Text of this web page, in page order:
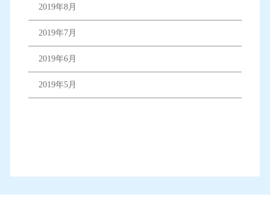
2019年8月
2019年7月
2019年6月
2019年5月